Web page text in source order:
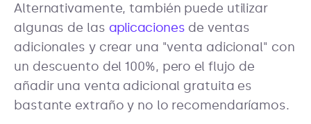
Alternativamente, también puede utilizar
algunas de las aplicaciones de ventas
adicionales y crear una "venta adicional" con
un descuento del 100%, pero el flujo de
añadir una venta adicional gratuita es
bastante extraño y no lo recomendaríamos.